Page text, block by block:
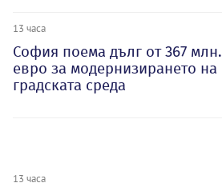
13 часа
София поема дълг от 367 млн.
евро за модернизирането на
градската среда
13 часа